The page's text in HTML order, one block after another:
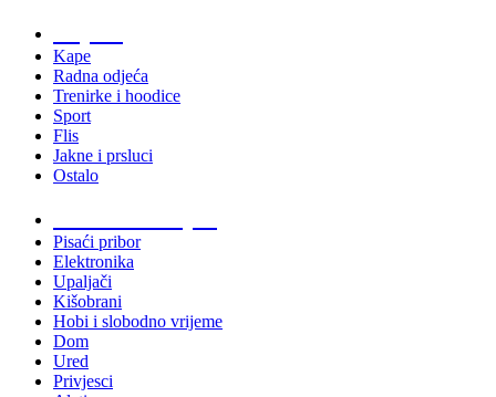
Kape
Radna odjeća
Trenirke i hoodice
Sport
Flis
Jakne i prsluci
Ostalo
Pisaći pribor
Elektronika
Upaljači
Kišobrani
Hobi i slobodno vrijeme
Dom
Ured
Privjesci